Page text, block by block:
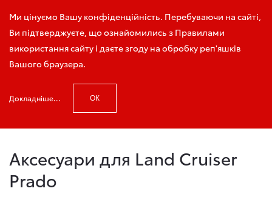
Ми цінуємо Вашу конфіденційність. Перебуваючи на сайті,
Ви підтверджуєте, що ознайомились з Правилами
використання сайту і даєте згоду на обробку реп'яшків
Вашого браузера.
Докладніше... ОК
Зателефонуйте мені
Аксесуари Toyota
Аксесуари для Land Cruiser
Prado